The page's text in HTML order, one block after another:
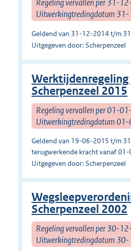
Regeling vervallen per 31-
Uitwerkingtredingdatum
Geldend van 31-12-2014 t/m
Uitgegeven door: Scherpenzeel
Werktijdenregeling
Scherpenzeel 2015
Regeling vervallen per 01-
Uitwerkingtredingdatum
Geldend van 19-06-2015 t/m
terugwerkende kracht vanaf
Uitgegeven door: Scherpenzeel
Scherpenzeel 2002
Regeling vervallen per 30-
Uitwerkingtredingdatum